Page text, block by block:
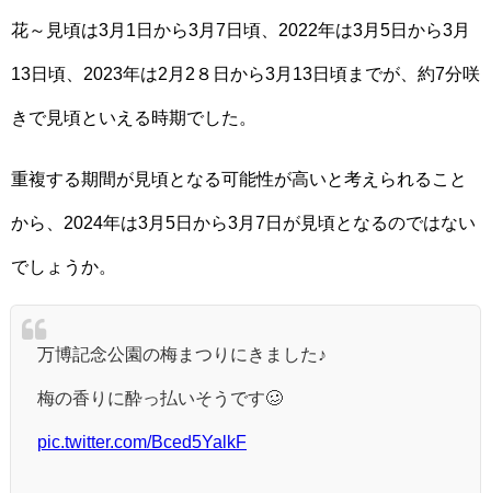
花～見頃は3月1日から3月7日頃、2022年は3月5日から3月
13日頃、2023年は2月2８日から3月13日頃までが、約7分咲
きで見頃といえる時期でした。
重複する期間が見頃となる可能性が高いと考えられること
から、2024年は3月5日から3月7日が見頃となるのではない
でしょうか。
万博記念公園の梅まつりにきました♪
梅の香りに酔っ払いそうです🥴
pic.twitter.com/Bced5YalkF